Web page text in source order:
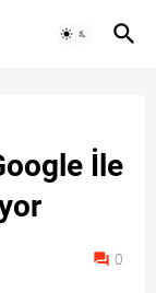
İle
0